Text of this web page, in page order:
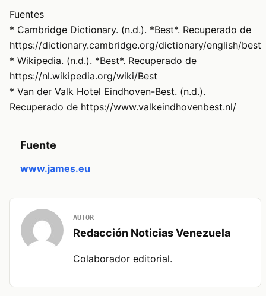
Fuentes
* Cambridge Dictionary. (n.d.). *Best*. Recuperado de
https://dictionary.cambridge.org/dictionary/english/best
* Wikipedia. (n.d.). *Best*. Recuperado de
https://nl.wikipedia.org/wiki/Best
* Van der Valk Hotel Eindhoven-Best. (n.d.).
Recuperado de https://www.valkeindhovenbest.nl/
Fuente
www.james.eu
AUTOR
Redacción Noticias Venezuela
Colaborador editorial.